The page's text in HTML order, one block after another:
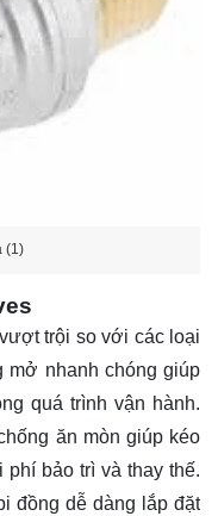
(1)
trội so với các loại
mở nhanh chóng giúp
quá trình vận hành.
ăn mòn giúp kéo
bảo trì và thay thế.
đồng dễ dàng lắp đặt